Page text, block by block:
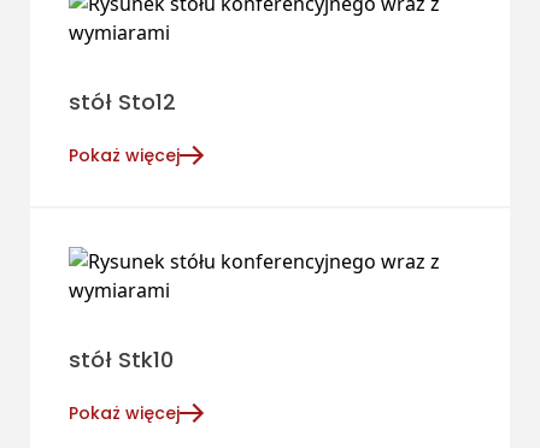
stół Sto12
Pokaż więcej
stół Stk10
Pokaż więcej